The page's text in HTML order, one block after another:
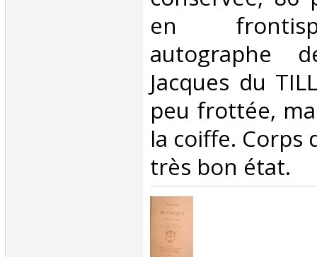
en
autographe
Jacques du
peu frottée,
la coiffe. Corps
très bon état.‎